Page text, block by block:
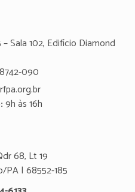
Sala 102, Edifício Diamond
090
9h às 16h
68, Lt 19
PA | 68552-185